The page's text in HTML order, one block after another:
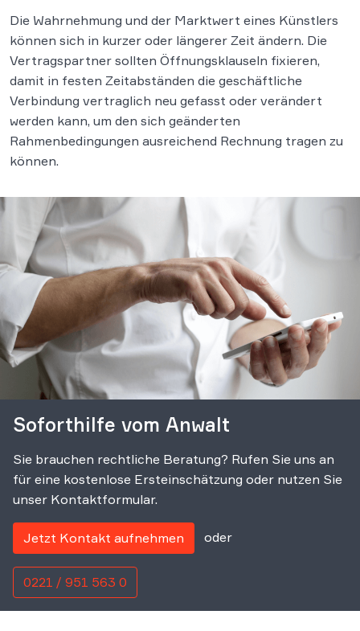
Die Wahrnehmung und der Marktwert eines Künstlers
können sich in kurzer oder längerer Zeit ändern. Die
Vertragspartner sollten Öffnungsklauseln fixieren,
damit in festen Zeitabständen die geschäftliche
Verbindung vertraglich neu gefasst oder verändert
werden kann, um den sich geänderten
Rahmenbedingungen ausreichend Rechnung tragen zu
können.
Soforthilfe vom Anwalt
Sie brauchen rechtliche Beratung? Rufen Sie uns an
für eine kostenlose Ersteinschätzung oder nutzen Sie
unser Kontaktformular.
Jetzt Kontakt aufnehmen oder
0221 / 951 563 0